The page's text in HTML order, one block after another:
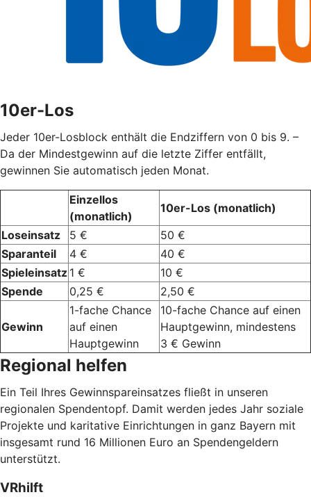
10er-Los
Jeder 10er-Losblock enthält die Endziffern von 0 bis 9. –
Da der Mindestgewinn auf die letzte Ziffer entfällt,
gewinnen Sie automatisch jeden Monat.
Einzellos
(monatlich)
10er-Los (monatlich)
Loseinsatz
5 €
50 €
Sparanteil
4 €
40 €
Spieleinsatz 1 €
10 €
Spende
0,25 € 2,50 €
Gewinn
1-fache Chance
auf einen
Hauptgewinn
10-fache Chance auf einen
Hauptgewinn, mindestens
3 € Gewinn
Regional helfen
Ein Teil Ihres Gewinnspareinsatzes fließt in unseren
regionalen Spendentopf. Damit werden jedes Jahr soziale
Projekte und karitative Einrichtungen in ganz Bayern mit
insgesamt rund 16 Millionen Euro an Spendengeldern
unterstützt.
VRhilft